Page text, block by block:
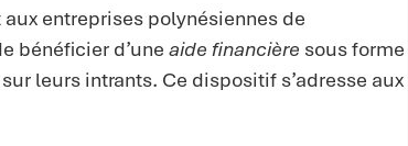
entreprises polynésiennes de
bénéficier d’une aide financière sous forme
leurs intrants. Ce dispositif s’adresse aux